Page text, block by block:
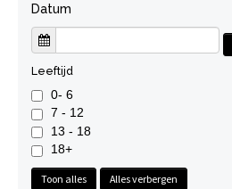
Datum
Leeftijd
0- 6
7 - 12
13 - 18
18+
Toon alles Alles verbergen